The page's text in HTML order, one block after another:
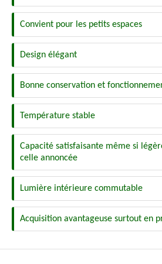
Convient pour les petits espaces
Design élégant
Bonne conservation et
Température stable
Capacité satisfaisante même si
celle annoncée
Lumière intérieure commutable
Acquisition avantageuse surtout en